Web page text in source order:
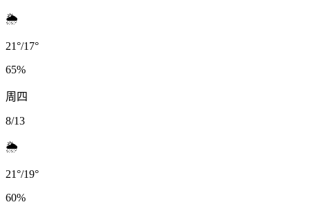
🌦️
21°/17°
65%
周四
8/13
🌦️
21°/19°
60%